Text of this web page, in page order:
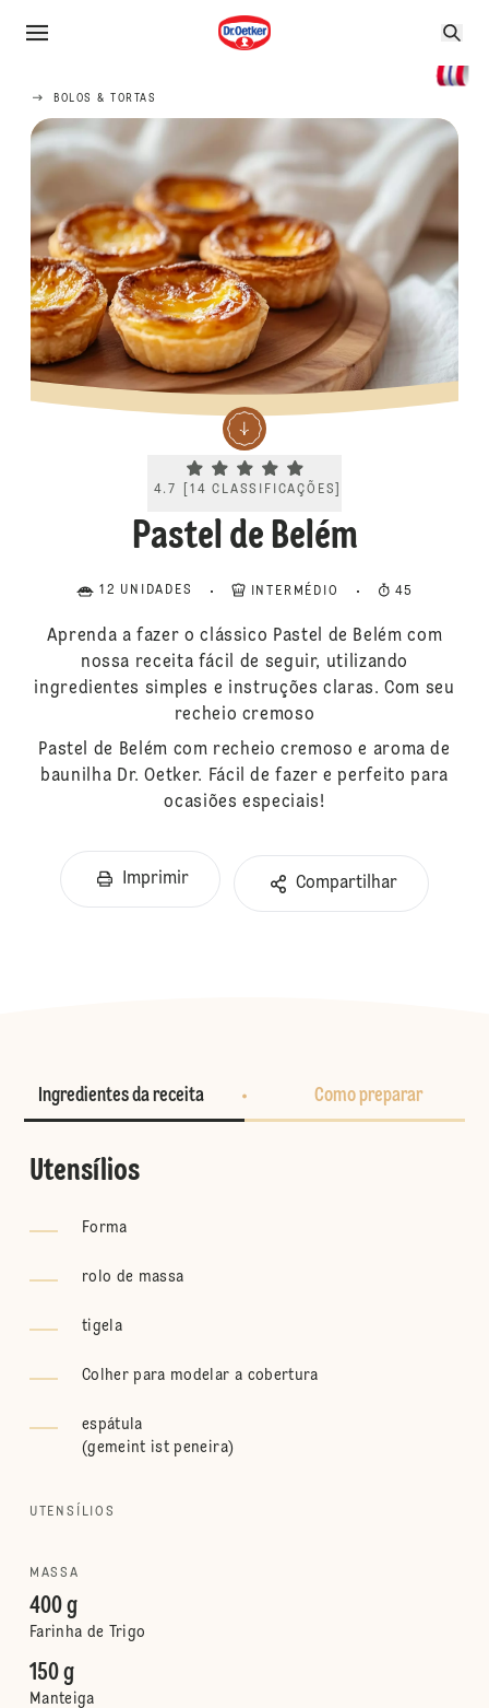
BOLOS & TORTAS
Current rating 4.7. Click to rate.
4.7 14 CLASSIFICAÇÕES
Pastel de Belém
12 UNIDADES INTERMÉDIO 45
Aprenda a fazer o clássico Pastel de Belém com
nossa receita fácil de seguir, utilizando
ingredientes simples e instruções claras. Com seu
recheio cremoso
Pastel de Belém com recheio cremoso e aroma de
baunilha Dr. Oetker. Fácil de fazer e perfeito para
ocasiões especiais!
Imprimir Compartilhar
Ingredientes da receita Como preparar
Utensílios
Forma
rolo de massa
tigela
Colher para modelar a cobertura
espátula
(gemeint ist peneira)
UTENSÍLIOS
MASSA
400 g
Farinha de Trigo
150 g
Manteiga